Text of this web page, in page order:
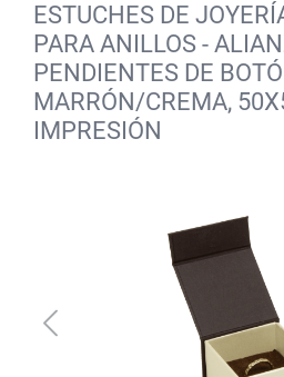
ESTUCHES DE
PARA ANILLOS -
PENDIENTES DE
MARRÓN/CREMA,
IMPRESIÓN